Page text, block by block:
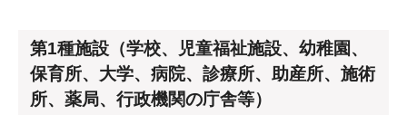
第1種施設（学校、児童福祉施設、幼稚園、
保育所、大学、病院、診療所、助産所、施術
所、薬局、行政機関の庁舎等）